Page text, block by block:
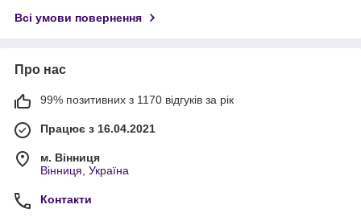
Всі умови повернення
Про нас
99% позитивних з 1170 відгуків за рік
Працює з 16.04.2021
м. Вінниця
Вінниця, Україна
Контакти